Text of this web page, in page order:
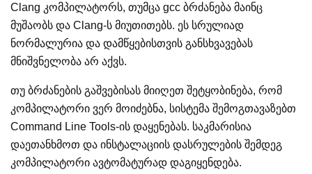
Clang კომპილატორს, თუმცა gcc ბრძანება მაინც
მუშაობს და Clang-ს მიუთითებს. ეს სრულიად
ნორმალურია და დამწყებისთვის განსხვავებას
მნიშვნელობა არ აქვს.
თუ ბრძანების გაშვებისას მიიღეთ შეტყობინება, რომ
კომპილატორი ვერ მოიძებნა, სისტემა შემოგთავაზებთ
Command Line Tools-ის დაყენებას. საკმარისია
დაეთანხმოთ და ინსტალაციის დასრულების შემდეგ
კომპილატორი ავტომატურად დაგიყენდება.